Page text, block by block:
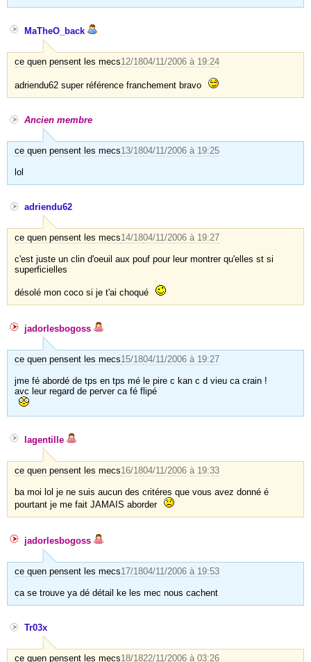
MaTheO_back
ce quen pensent les mecs12/1804/11/2006 à 19:24
adriendu62 super référence franchement bravo
Ancien membre
ce quen pensent les mecs13/1804/11/2006 à 19:25
lol
adriendu62
ce quen pensent les mecs14/1804/11/2006 à 19:27
c'est juste un clin d'oeuil aux pouf pour leur montrer qu'elles st si
superficielles
désolé mon coco si je t'ai choqué
jadorlesbogoss
ce quen pensent les mecs15/1804/11/2006 à 19:27
jme fé abordé de tps en tps mé le pire c kan c d vieu ca crain !
avc leur regard de perver ca fé flipé
lagentille
ce quen pensent les mecs16/1804/11/2006 à 19:33
ba moi lol je ne suis aucun des critéres que vous avez donné é
pourtant je me fait JAMAIS aborder
jadorlesbogoss
ce quen pensent les mecs17/1804/11/2006 à 19:53
ca se trouve ya dé détail ke les mec nous cachent
Tr03x
ce quen pensent les mecs18/1822/11/2006 à 03:26